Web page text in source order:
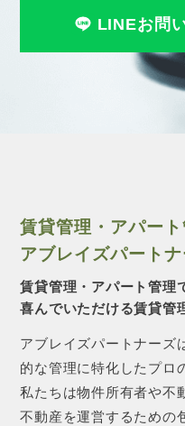
LINEお問
賃貸管理・アパー
アブレイズパート
賃貸管理・アパート管理
喜んでいただける賃貸管
アブレイズパートナーズ
的な管理に特化したプロ
私たちは物件所有者や不
不動産を運営するための